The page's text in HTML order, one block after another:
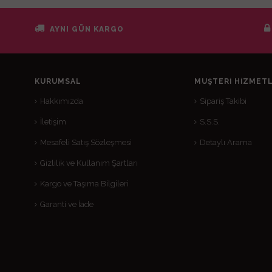
AYNI GÜN KARGO
KURUMSAL
Hakkımızda
İletişim
Mesafeli Satış Sözleşmesi
Gizlilik ve Kullanım Şartları
Kargo ve Taşıma Bilgileri
Garanti ve İade
MÜŞTERI
Sipariş Takibi
S.S.S.
Detaylı Arama